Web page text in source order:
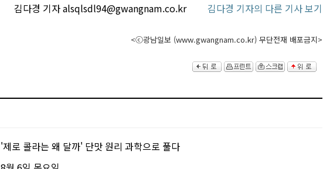
김다경 기자 alsqlsdl94@gwangnam.co.kr
김다경 기자의 다른 기사 보기
<ⓒ광남일보 (www.gwangnam.co.kr) 무단전재 배포금지>
'제로 콜라는 왜 달까' 단맛 원리 과학으로 풀다